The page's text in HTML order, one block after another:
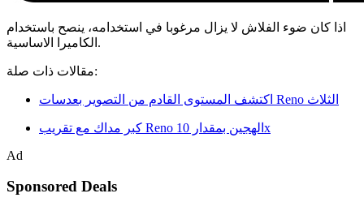
اذا كان ضوء الفلاش لا يزال مرغوبا في استخدامه، ينصح باستخدام
الكاميرا الاساسية.
مقالات ذات صلة:
اكتشف المستوى القادم من التصوير بعدسات Reno الثلاث
كبر مداك مع تقريب Reno الهجين بمقدار 10x
Ad
Sponsored Deals